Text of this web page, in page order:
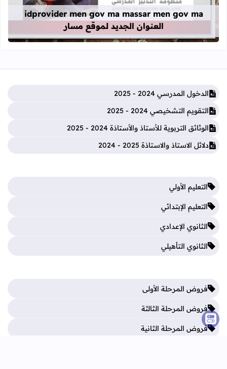
idprovider men gov ma massar men gov ma
العنوان الجديد لموقع مسار
الدخول المدرسي 2024 - 2025
التقويم التشخيصي 2024 - 2025
الوثائق التربوية للأستاذ والأستاذة 2024 - 2025
دلائل الاستاذ والاستاذة 2025 - 2024
التعليم الأولي
التعليم الإبتدائي
الثانوي الإعدادي
الثانوي التأهيلي
فروض المرحلة الأولى
فروض المرحلة الثالثة
فروض المرحلة الثانية